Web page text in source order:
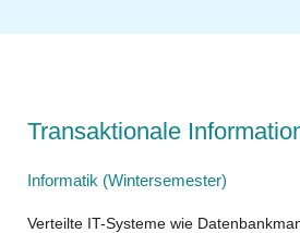
Transaktionale
Informatik (Wintersemester)
Verteilte IT-Systeme wie